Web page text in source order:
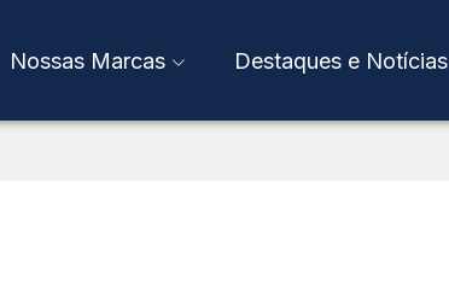
Nossas Marcas Destaques e Notícias